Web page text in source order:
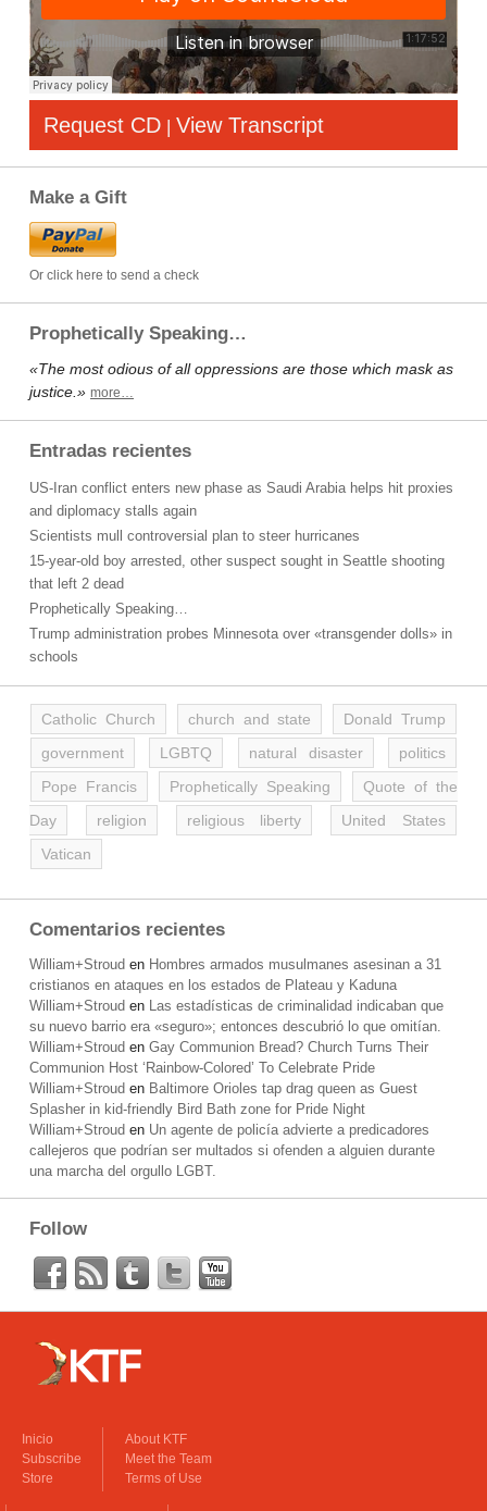
Request CD | View Transcript
Make a Gift
Or click here to send a check
Prophetically Speaking…
«The most odious of all oppressions are those which mask as
justice.» more…
Entradas recientes
US-Iran conflict enters new phase as Saudi Arabia helps hit proxies
and diplomacy stalls again
Scientists mull controversial plan to steer hurricanes
15-year-old boy arrested, other suspect sought in Seattle shooting
that left 2 dead
Prophetically Speaking…
Trump administration probes Minnesota over «transgender dolls» in
schools
Catholic Church church and state
Donald Trump
government
LGBTQ natural disaster
politics
Pope Francis
Prophetically Speaking
Quote of the
Day
religion religious liberty
United States
Vatican
Comentarios recientes
William+Stroud en Hombres armados musulmanes asesinan a 31
cristianos en ataques en los estados de Plateau y Kaduna
William+Stroud en Las estadísticas de criminalidad indicaban que
su nuevo barrio era «seguro»; entonces descubrió lo que omitían.
William+Stroud en Gay Communion Bread? Church Turns Their
Communion Host ‘Rainbow-Colored’ To Celebrate Pride
William+Stroud en Baltimore Orioles tap drag queen as Guest
Splasher in kid-friendly Bird Bath zone for Pride Night
William+Stroud en Un agente de policía advierte a predicadores
callejeros que podrían ser multados si ofenden a alguien durante
una marcha del orgullo LGBT.
Follow
Inicio
Subscribe
Store
About KTF
Meet the Team
Terms of Use